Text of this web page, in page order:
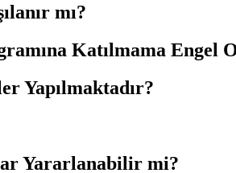
mı?
Katılmama Engel
Yapılmaktadır?
Yararlanabilir mi?